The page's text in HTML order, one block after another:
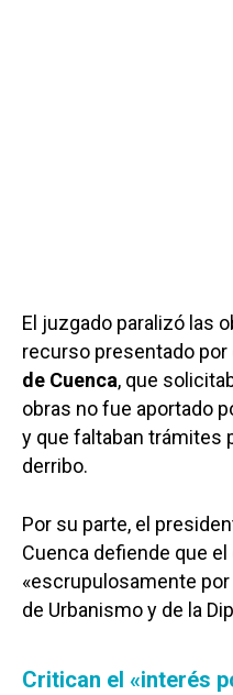
El juzgado paralizó las
recurso presentado por
de Cuenca, que
obras no fue aportado
y que faltaban trámites
derribo.
Por su parte, el
Cuenca defiende que
«escrupulosamente
de Urbanismo y de la
Critican el «interés